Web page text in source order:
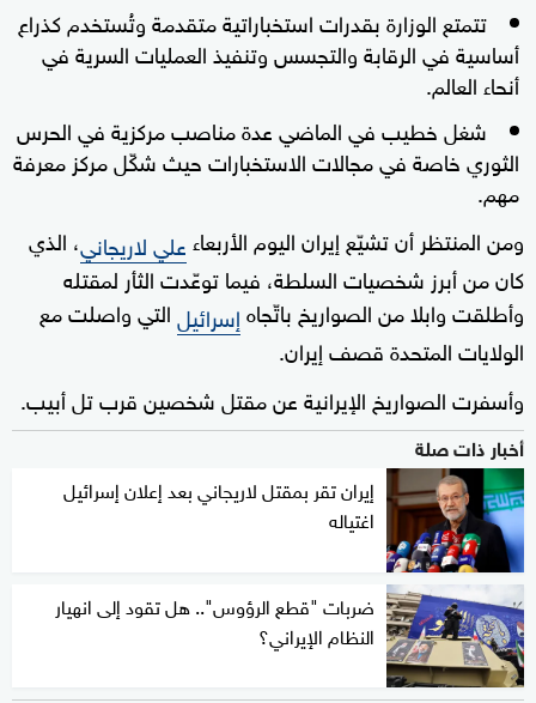
تتمتع الوزارة بقدرات استخباراتية متقدمة وتُستخدم كذراع
أساسية في الرقابة والتجسس وتنفيذ العمليات السرية في
أنحاء العالم.
شغل خطيب في الماضي عدة مناصب مركزية في الحرس
الثوري خاصة في مجالات الاستخبارات حيث شكّل مركز معرفة
مهم.
ومن المنتظر أن تشيّع إيران اليوم الأربعاء علي لاريجاني، الذي
كان من أبرز شخصيات السلطة، فيما توعّدت الثأر لمقتله
وأطلقت وابلا من الصواريخ باتّجاهإسرائيلالتي واصلت مع
الولايات المتحدة قصف إيران.
وأسفرت الصواريخ الإيرانية عن مقتل شخصين قرب تل أبيب.
أخبار ذات صلة
إيران تقر بمقتل لاريجاني بعد إعلان إسرائيل
اغتياله
ضربات "قطع الرؤوس".. هل تقود إلى انهيار
النظام الإيراني؟